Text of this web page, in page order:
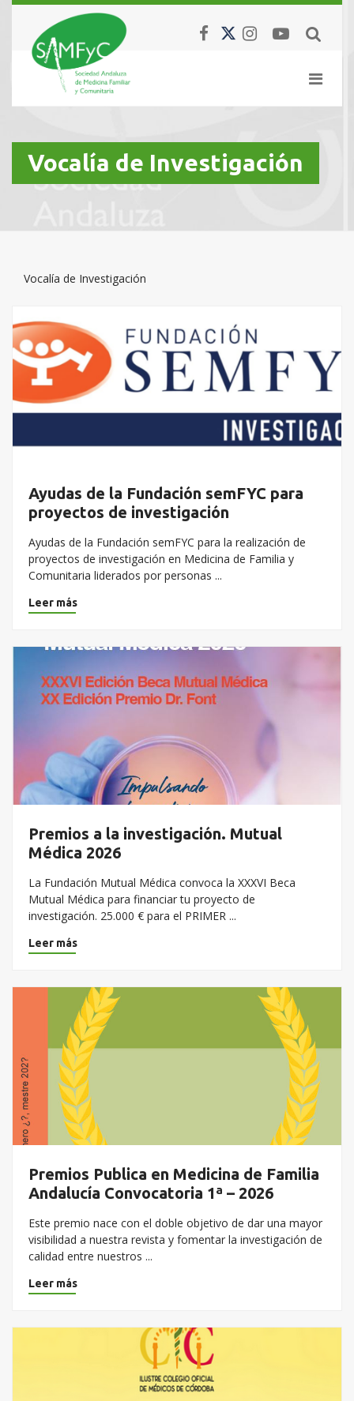
Vocalía de Investigación
Vocalía de Investigación
Ayudas de la Fundación semFYC para
proyectos de investigación
Ayudas de la Fundación semFYC para la realización de
proyectos de investigación en Medicina de Familia y
Comunitaria liderados por personas ...
Leer más
Premios a la investigación. Mutual
Médica 2026
La Fundación Mutual Médica convoca la XXXVI Beca
Mutual Médica para financiar tu proyecto de
investigación. 25.000 € para el PRIMER ...
Leer más
Premios Publica en Medicina de Familia
Andalucía Convocatoria 1ª – 2026
Este premio nace con el doble objetivo de dar una mayor
visibilidad a nuestra revista y fomentar la investigación de
calidad entre nuestros ...
Leer más